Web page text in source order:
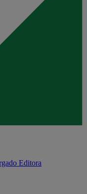
Editora